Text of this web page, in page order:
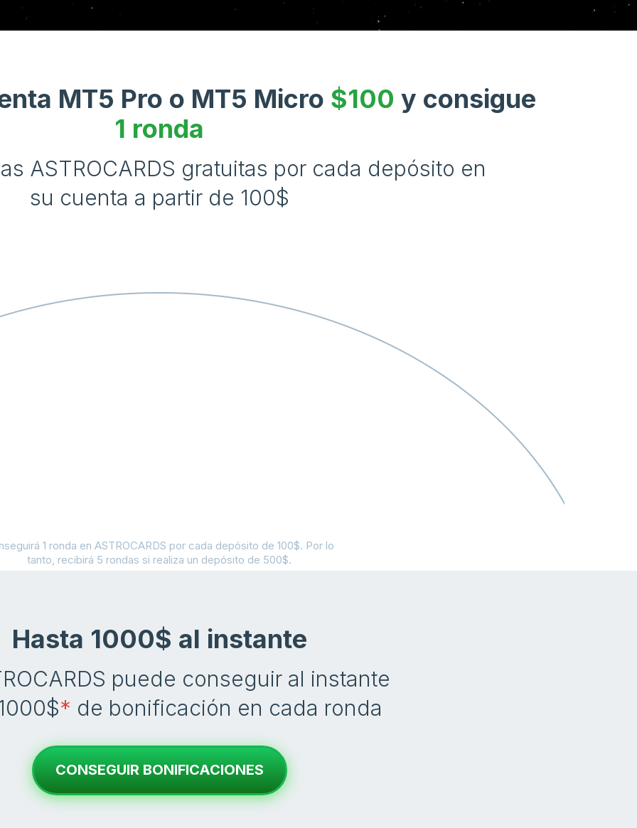
MT5 Pro o MT5 Micro $100 y consigue
1 ronda
ASTROCARDS gratuitas por cada depósito en
su cuenta a partir de 100$
1 ronda en ASTROCARDS por cada depósito de 100$. Por lo
tanto, recibirá 5 rondas si realiza un depósito de 500$.
Hasta 1000$ al instante
puede conseguir al instante
* de bonificación en cada ronda
CONSEGUIR BONIFICACIONES